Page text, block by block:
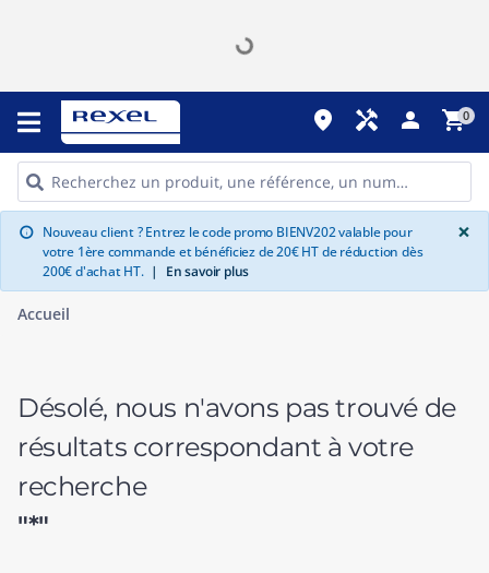
place handyman person shopping_cart0
info Nouveau client ? Entrez le code promo BIENV202 valable pour
votre 1ère commande et bénéficiez de 20€ HT de réduction dès
200€ d'achat HT. | En savoir plus
×
Accueil
Désolé, nous n'avons pas trouvé de
résultats correspondant à votre
recherche
"*"